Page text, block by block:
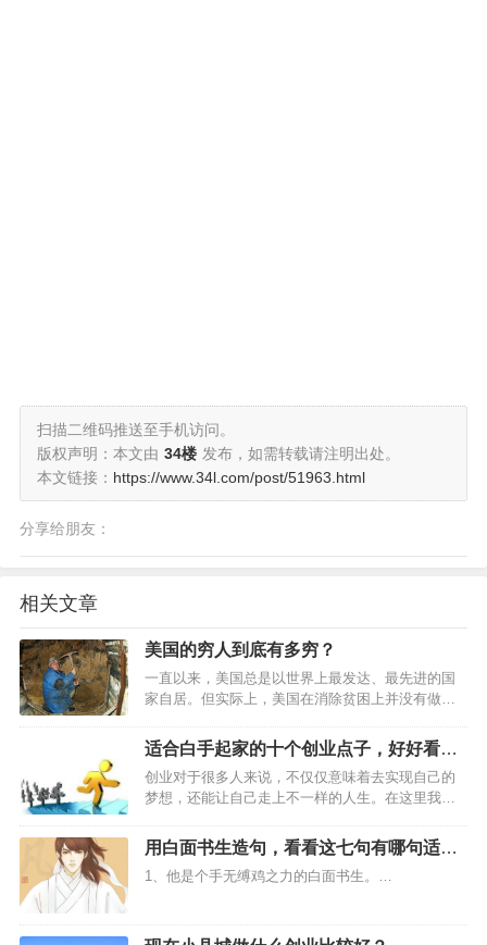
扫描二维码推送至手机访问。
版权声明：本文由 34楼 发布，如需转载请注明出处。
本文链接： https://www.34l.com/post/51963.html
分享给朋友：
相关文章
美国的穷人到底有多穷？
一直以来，美国总是以世界上最发达、最先进的国
家自居。但实际上，美国在消除贫困上并没有做到
之一的人在贫困线以下挣扎，他们生活中的心酸鲜
有人知，与电视中所展示的“美国梦”形成巨大反差。
…
适合白手起家的十个创业点子，好好看下
吧
创业对于很多人来说，不仅仅意味着去实现自己的
梦想，还能让自己走上不一样的人生。在这里我给
用白面书生造句，看看这七句有哪句适合
你？
1、他是个手无缚鸡之力的白面书生。…